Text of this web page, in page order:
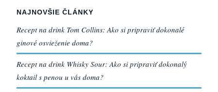
NAJNOVŠIE ČLÁNKY
Recept na drink Tom Collins: Ako si pripraviť dokonalé
ginové osvieženie doma?
Recept na drink Whisky Sour: Ako si pripraviť dokonalý
koktail s penou u vás doma?